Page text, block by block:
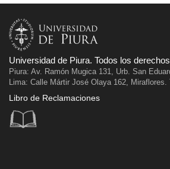
Universidad de Piura. Todos los
Piura: Av. Ramón Mugica 131, Urb. San
Lima: Calle Mártir José Olaya 162, Miraflores.
Libro de Reclamaciones